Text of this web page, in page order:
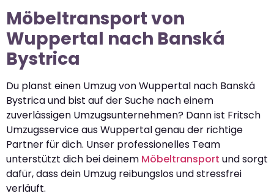
Möbeltransport von
Wuppertal nach Banská
Bystrica
Du planst einen Umzug von Wuppertal nach Banská
Bystrica und bist auf der Suche nach einem
zuverlässigen Umzugsunternehmen? Dann ist Fritsch
Umzugsservice aus Wuppertal genau der richtige
Partner für dich. Unser professionelles Team
unterstützt dich bei deinem Möbeltransport und sorgt
dafür, dass dein Umzug reibungslos und stressfrei
verläuft.